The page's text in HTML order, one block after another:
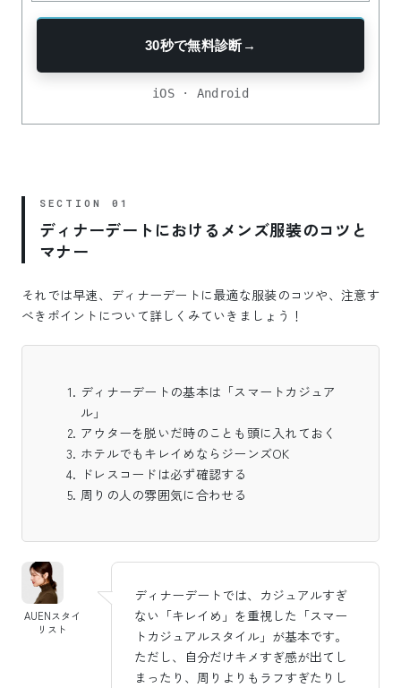
30秒で無料診断→
iOS · Android
ディナーデートにおけるメンズ服装のコツと
マナー
それでは早速、ディナーデートに最適な服装のコツや、注意す
べきポイントについて詳しくみていきましょう！
ディナーデートの基本は「スマートカジュア
ル」
アウターを脱いだ時のことも頭に入れておく
ホテルでもキレイめならジーンズOK
ドレスコードは必ず確認する
周りの人の雰囲気に合わせる
AUENスタイ
リスト
ディナーデートでは、カジュアルすぎ
ない「キレイめ」を重視した「スマー
トカジュアルスタイル」が基本です。
ただし、自分だけキメすぎ感が出てし
まったり、周りよりもラフすぎたりし